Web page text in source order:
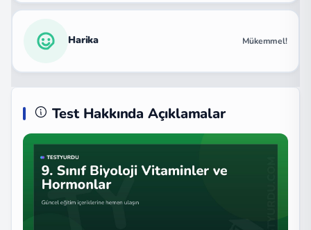
Harika Mükemmel!
Test Hakkında Açıklamalar